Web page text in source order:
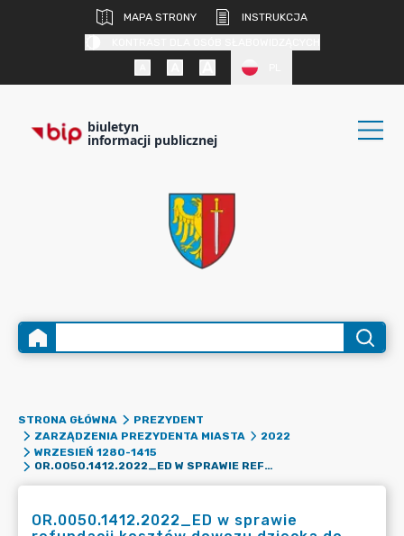
MAPA STRONY
INSTRUKCJA
biuletyn
informacji publicznej
STRONA GŁÓWNA
PREZYDENT
ZARZĄDZENIA PREZYDENTA MIASTA
2022
WRZESIEŃ 1280-1415
OR.0050.1412.2022_ED W SPRAWIE REFUNDACJI KOSZTÓW DOWOZU DZIECKA DO NIEPUBLICZNEJ SZKOŁY PODSTAWOWEJ SPECJALNEJ DLA DZIECI Z AUTYZMEM I ZESPOŁEM ASPARGERA PRZY OŚRODKU MEDYCZNO-TERAPEUTYCZNYM "SYRIUSZ"
OR.0050.1412.2022_ED w sprawie